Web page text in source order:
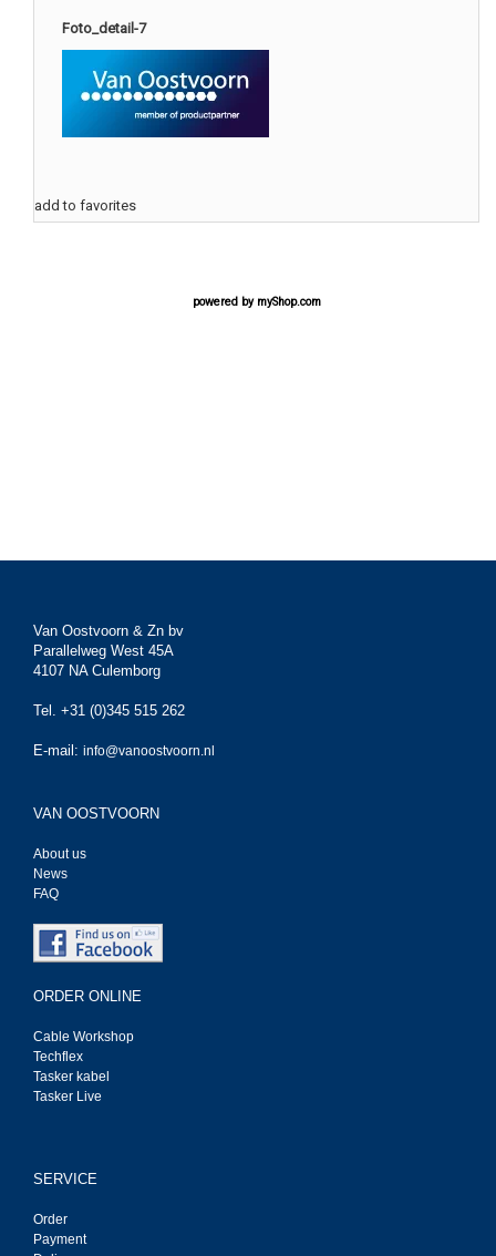
Foto_detail-7
add to favorites
powered by myShop.com
Van Oostvoorn & Zn bv
Parallelweg West 45A
4107 NA Culemborg
Tel. +31 (0)345 515 262
E-mail: info@vanoostvoorn.nl
VAN OOSTVOORN
About us
News
FAQ
ORDER ONLINE
Cable Workshop
Techflex
Tasker kabel
Tasker Live
SERVICE
Order
Payment